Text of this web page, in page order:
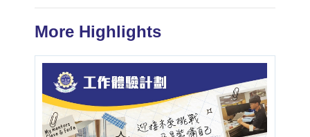
More Highlights